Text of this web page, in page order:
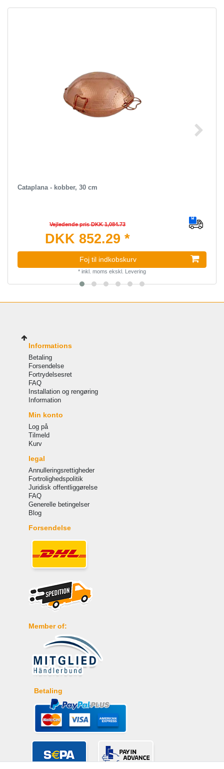
Cataplana - kobber, 30 cm
Vejledende pris DKK 1,084.73
DKK 852.29 *
Foj til indkobskurv
* inkl. moms ekskl. Levering
Informations
Betaling
Forsendelse
Fortrydelsesret
FAQ
Installation og rengøring
Information
Min konto
Log på
Tilmeld
Kurv
legal
Annulleringsrettigheder
Fortrolighedspolitik
Juridisk offentliggørelse
FAQ
Generelle betingelser
Blog
Forsendelse
Member of:
Betaling